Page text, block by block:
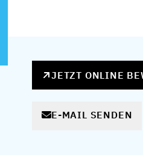
JETZT ONLINE
E-MAIL SENDEN